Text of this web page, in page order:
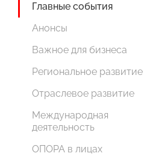
Главные события
Анонсы
Важное для бизнеса
Региональное развитие
Отраслевое развитие
Международная
деятельность
ОПОРА в лицах